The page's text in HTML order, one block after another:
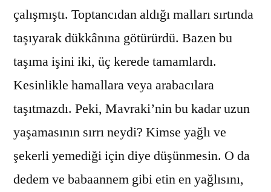
çalışmıştı. Toptancıdan aldığı malları sırtında
taşıyarak dükkânına götürürdü. Bazen bu
taşıma işini iki, üç kerede tamamlardı.
Kesinlikle hamallara veya arabacılara
taşıtmazdı. Peki, Mavraki’nin bu kadar uzun
yaşamasının sırrı neydi? Kimse yağlı ve
şekerli yemediği için diye düşünmesin. O da
dedem ve babaannem gibi etin en yağlısını,